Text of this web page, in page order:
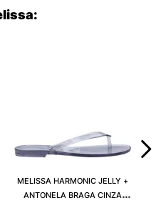
MELISSA HARMONIC JELLY +
ANTONELA BRAGA CINZA